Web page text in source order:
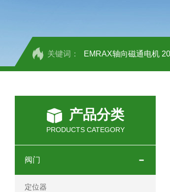
关键词： EMRAX轴向磁通电机
OEMER三相同步电机
OEMER三相同步电机
OEMER电机QLS 180M
产品分类
PRODUCTS CATEGORY
阀门
定位器